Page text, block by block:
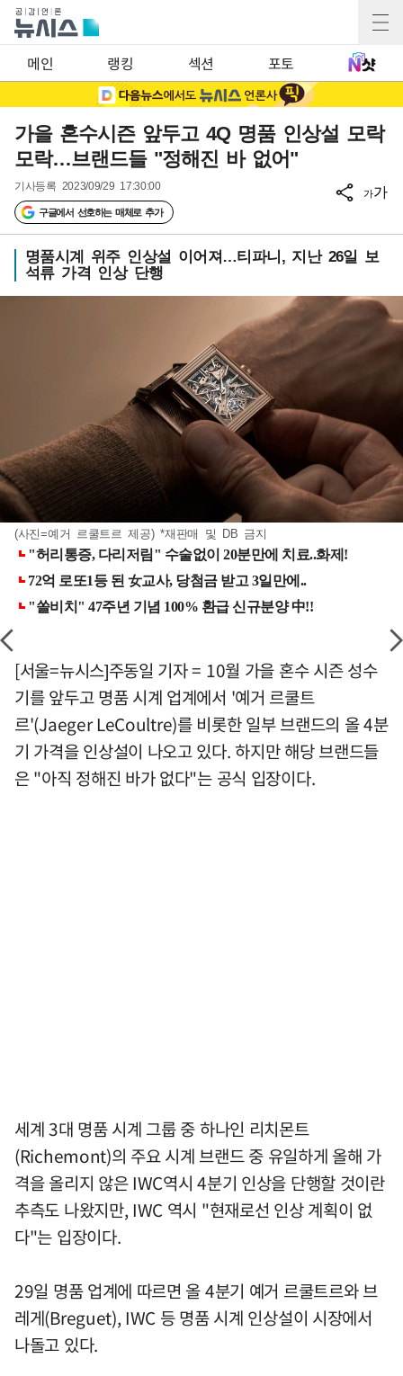
메인 랭킹 섹션 포토
가을 혼수시즌 앞두고 4Q 명품 인상설 모락
모락…브랜드들 "정해진 바 없어"
기사등록 2023/09/29 17:30:00
구글에서 선호하는 매체로 추가
가가
명품시계 위주 인상설 이어져…티파니, 지난 26일 보
석류 가격 인상 단행
(사진=예거 르쿨트르 제공) *재판매 및 DB 금지
[서울=뉴시스]주동일 기자 = 10월 가을 혼수 시즌 성수
기를 앞두고 명품 시계 업계에서 '예거 르쿨트
르'(Jaeger LeCoultre)를 비롯한 일부 브랜드의 올 4분
기 가격을 인상설이 나오고 있다. 하지만 해당 브랜드들
은 "아직 정해진 바가 없다"는 공식 입장이다.
세계 3대 명품 시계 그룹 중 하나인 리치몬트
(Richemont)의 주요 시계 브랜드 중 유일하게 올해 가
격을 올리지 않은 IWC역시 4분기 인상을 단행할 것이란
추측도 나왔지만, IWC 역시 "현재로선 인상 계획이 없
다"는 입장이다.
29일 명품 업계에 따르면 올 4분기 예거 르쿨트르와 브
레게(Breguet), IWC 등 명품 시계 인상설이 시장에서
나돌고 있다.